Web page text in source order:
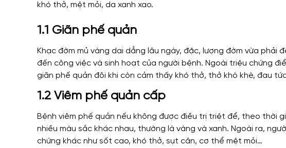
khó thở, mệt mỏi, da xanh xao.
1.1 Giãn phế quản
Khạc đờm mủ vàng dai dẳng lâu ngày, đặc, lượng đờm vừa phải
đến công việc và sinh hoạt của người bệnh. Ngoài triệu chứng
giãn phế quản đôi khi còn cảm thấy khó thở, thở khò khè, đau
1.2 Viêm phế quản cấp
Bệnh viêm phế quản nếu không được điều trị triệt để, theo thời
nhiều màu sắc khác nhau, thường là vàng và xanh. Ngoài ra,
chứng khác như sốt cao, khó thở, sụt cân, cơ thể mệt mỏi…